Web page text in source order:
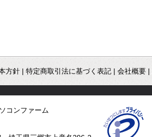
方針 | 特定商取引法に基づく表記 | 会社概要 |
コンファーム